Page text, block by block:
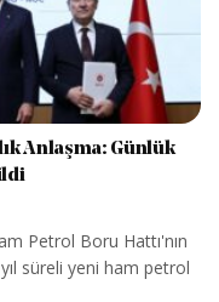
Anlaşma: Günlük
Petrol Boru Hattı'nın
süreli yeni ham petrol